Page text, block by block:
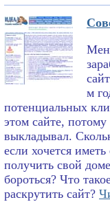
м
потенциальных
этом сайте, потому
выкладывал.
если хочется
получить свой
бороться? Что
раскрутить сайт?